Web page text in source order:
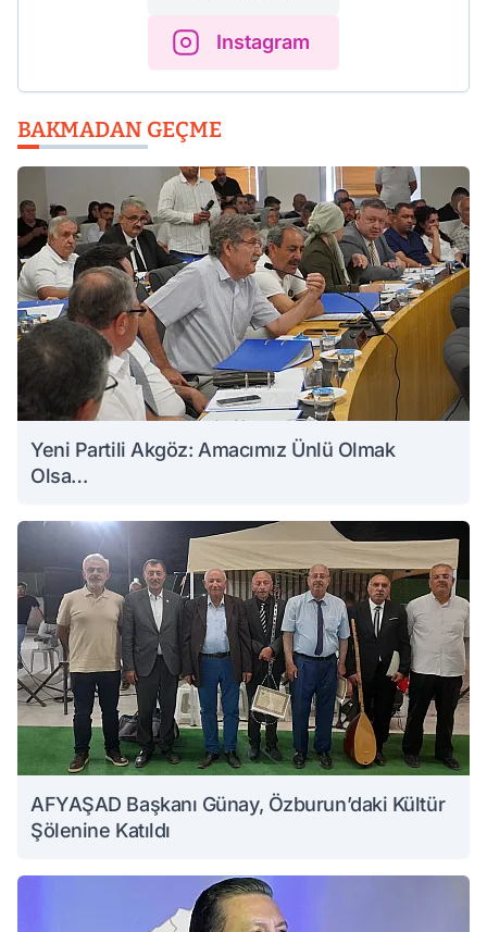
Instagram
BAKMADAN GEÇME
Yeni Partili Akgöz: Amacımız Ünlü Olmak
Olsa…
AFYAŞAD Başkanı Günay, Özburun’daki Kültür
Şölenine Katıldı